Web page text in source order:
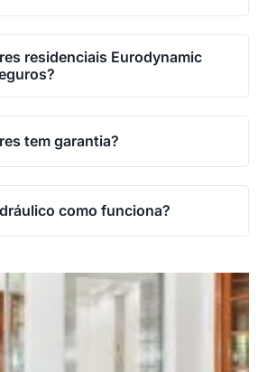
residenciais Eurodynamic
tem garantia?
como funciona?